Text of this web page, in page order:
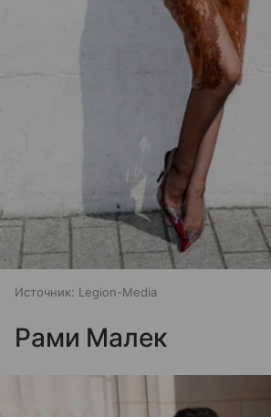
Источник: Legion-Media
Рами Малек